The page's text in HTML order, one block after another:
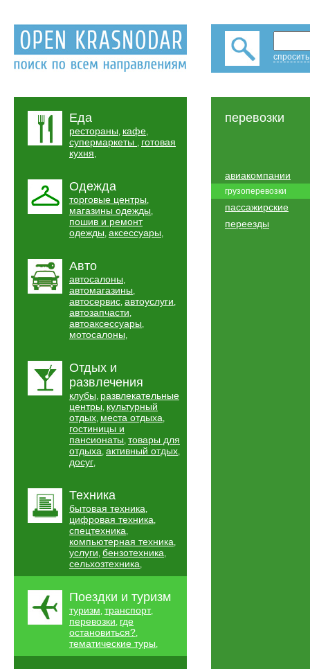
Еда
рестораны, кафе,
супермаркеты , готовая
кухня,
Одежда
торговые центры,
магазины одежды,
пошив и ремонт
одежды, аксессуары,
Авто
автосалоны,
автомагазины,
автосервис, автоуслуги,
автозапчасти,
автоаксессуары,
мотосалоны,
Отдых и
развлечения
клубы, развлекательные
центры, культурный
отдых, места отдыха,
гостиницы и
пансионаты, товары для
отдыха, активный отдых,
досуг,
Техника
бытовая техника,
цифровая техника,
спецтехника,
компьютерная техника,
услуги, бензотехника,
сельхозтехника,
Поездки и туризм
туризм, транспорт,
перевозки, где
остановиться?,
тематические туры,
перевозки
авиакомпании
грузоперевозки
пассажирские
переезды